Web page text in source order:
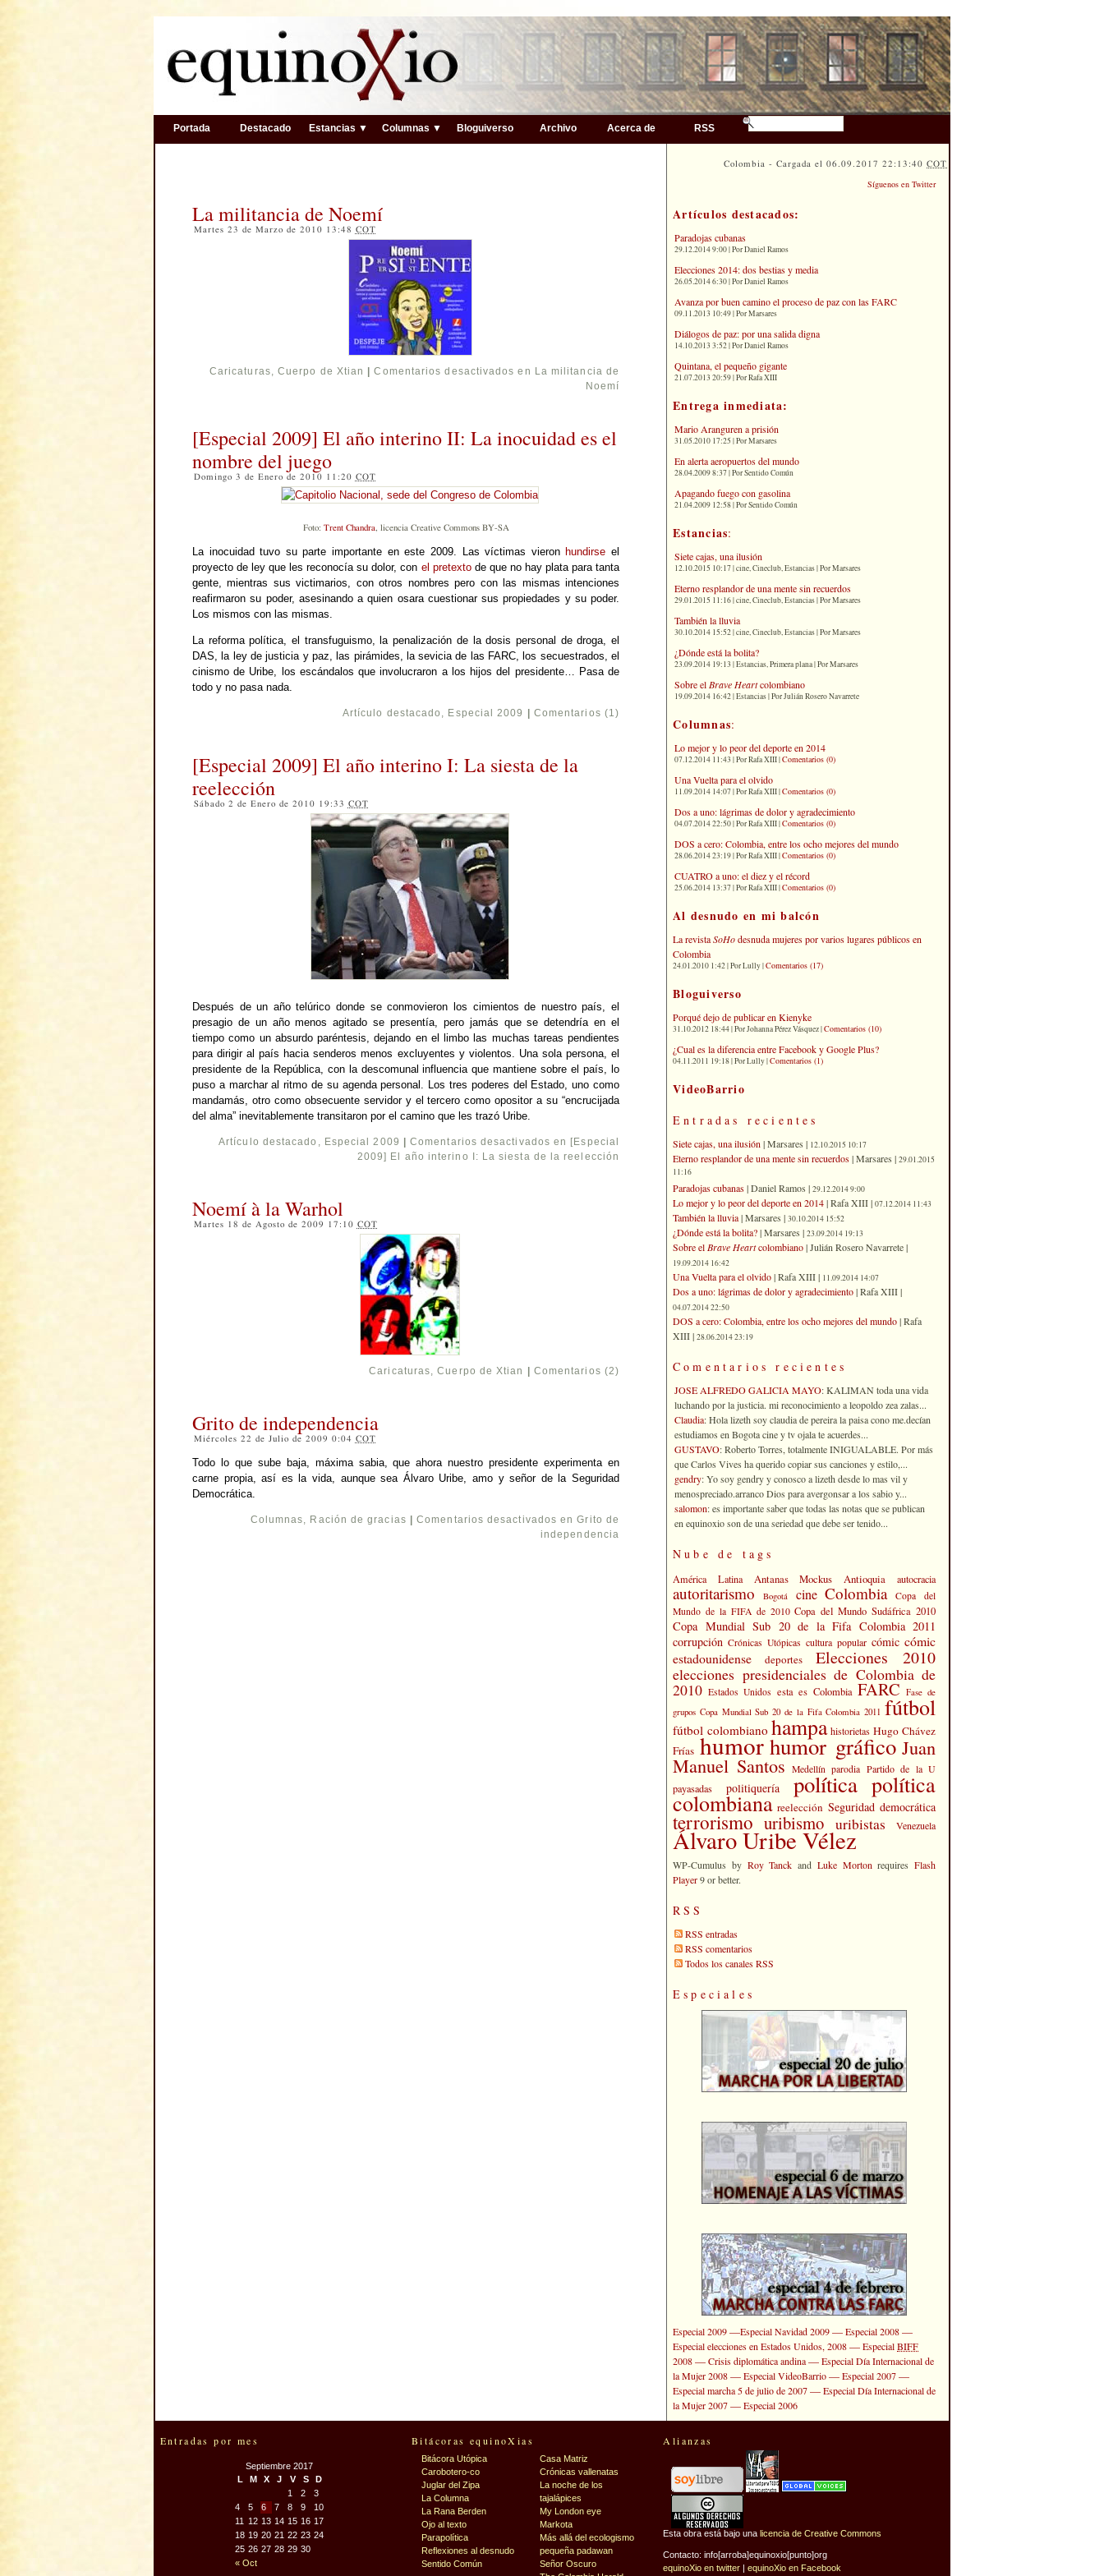
Portada Destacado Estancias ▼ Columnas ▼ Bloguiverso Archivo Acerca de RSS
Colombia - Cargada el 06.09.2017 22:13:40COT
La militancia de Noemí
Martes 23 de Marzo de 2010 13:48 COT
Caricaturas, Cuerpo de Xtian Comentarios desactivados en La militancia de
Noemí
[Especial 2009] El año interino II: La inocuidad es el
nombre del juego
Domingo 3 de Enero de 2010 11:20 COT
Foto: Trent Chandra, licencia Creative Commons BY-SA
La inocuidad tuvo su parte importante en este 2009. Las víctimas vieron hundirse el
proyecto de ley que les reconocía su dolor, con el pretextode que no hay plata para tanta
gente, mientras sus victimarios, con otros nombres pero con las mismas intenciones
reafirmaron su poder, asesinando a quien osara cuestionar sus propiedades y su poder.
Los mismos con las mismas.
La reforma política, el transfuguismo, la penalización de la dosis personal de droga, el
DAS, la ley de justicia y paz, las pirámides, la sevicia de las FARC, los secuestrados, el
cinismo de Uribe, los escándalos que involucraron a los hijos del presidente… Pasa de
todo y no pasa nada.
Artículo destacado , Especial 2009 Comentarios (1)
[Especial 2009] El año interino I: La siesta de la
reelección
Sábado 2 de Enero de 2010 19:33 COT
Después de un año telúrico donde se conmovieron los cimientos de nuestro país, el
presagio de un año menos agitado se presentía, pero jamás que se detendría en el
tiempo como un absurdo paréntesis, dejando en el limbo las muchas tareas pendientes
para dirigir al país hacia senderos menos excluyentes y violentos. Una sola persona, el
presidente de la República, con la descomunal influencia que mantiene sobre el país, lo
puso a marchar al ritmo de su agenda personal. Los tres poderes del Estado, uno como
mandamás, otro como obsecuente servidor y el tercero como opositor a su “encrucijada
del alma” inevitablemente transitaron por el camino que les trazó Uribe.
Artículo destacado , Especial 2009 Comentarios desactivados en [Especial
2009] El año interino I: La siesta de la reelección
Noemí à la Warhol
Martes 18 de Agosto de 2009 17:10 COT
Caricaturas,Cuerpo de Xtian Comentarios (2)
Grito de independencia
Miércoles 22 de Julio de 2009 0:04 COT
Todo lo que sube baja, máxima sabia, que ahora nuestro presidente experimenta en
carne propia, así es la vida, aunque sea Álvaro Uribe, amo y señor de la Seguridad
Democrática.
Columnas, Ración de gracias Comentarios desactivados en Grito de
independencia
Síguenos en Twitter
Artículos destacados:
Paradojas cubanas
29.12.2014 9:00 | Por Daniel Ramos
Elecciones 2014: dos bestias y media
26.05.2014 6:30 | Por Daniel Ramos
Avanza por buen camino el proceso de paz con las FARC
09.11.2013 10:49 | Por Marsares
Diálogos de paz: por una salida digna
14.10.2013 3:52 | Por Daniel Ramos
Quintana, el pequeño gigante
21.07.2013 20:59 | Por Rafa XIII
Entrega inmediata:
Mario Aranguren a prisión
31.05.2010 17:25 | Por Marsares
En alerta aeropuertos del mundo
28.04.2009 8:37 | Por Sentido Común
Apagando fuego con gasolina
21.04.2009 12:58 | Por Sentido Común
Estancias:
Siete cajas, una ilusión
12.10.2015 10:17 | cine, Cineclub, Estancias | Por Marsares
Eterno resplandor de una mente sin recuerdos
29.01.2015 11:16 | cine, Cineclub, Estancias | Por Marsares
También la lluvia
30.10.2014 15:52 | cine, Cineclub, Estancias | Por Marsares
¿Dónde está la bolita?
23.09.2014 19:13 | Estancias, Primera plana | Por Marsares
Sobre el Brave Heartcolombiano
19.09.2014 16:42 | Estancias | Por Julián Rosero Navarrete
Columnas:
Lo mejor y lo peor del deporte en 2014
07.12.2014 11:43 | Por Rafa XIII |Comentarios (0)
Una Vuelta para el olvido
11.09.2014 14:07 | Por Rafa XIII |Comentarios (0)
Dos a uno: lágrimas de dolor y agradecimiento
04.07.2014 22:50 | Por Rafa XIII |Comentarios (0)
DOS a cero: Colombia, entre los ocho mejores del mundo
28.06.2014 23:19 | Por Rafa XIII |Comentarios (0)
CUATRO a uno: el diez y el récord
25.06.2014 13:37 | Por Rafa XIII |Comentarios (0)
Al desnudo en mi balcón
La revistaSoHodesnuda mujeres por varios lugares públicos en
Colombia
24.01.2010 1:42 | Por Lully |Comentarios (17)
Bloguiverso
Porqué dejo de publicar en Kienyke
31.10.2012 18:44 | Por Johanna Pérez Vásquez |Comentarios (10)
¿Cual es la diferencia entre Facebook y Google Plus?
04.11.2011 19:18 | Por Lully |Comentarios (1)
VideoBarrio
Entradas recientes
Siete cajas, una ilusión | Marsares | 12.10.2015 10:17
Eterno resplandor de una mente sin recuerdos| Marsares | 29.01.2015
11:16
Paradojas cubanas| Daniel Ramos | 29.12.2014 9:00
Lo mejor y lo peor del deporte en 2014| Rafa XIII | 07.12.2014 11:43
También la lluvia| Marsares | 30.10.2014 15:52
¿Dónde está la bolita?| Marsares | 23.09.2014 19:13
Sobre el Brave Heartcolombiano| Julián Rosero Navarrete |
19.09.2014 16:42
Una Vuelta para el olvido| Rafa XIII | 11.09.2014 14:07
Dos a uno: lágrimas de dolor y agradecimiento| Rafa XIII |
04.07.2014 22:50
DOS a cero: Colombia, entre los ocho mejores del mundo| Rafa
XIII | 28.06.2014 23:19
Comentarios recientes
JOSE ALFREDO GALICIA MAYO: KALIMAN toda una vida
luchando por la justicia. mi reconocimiento a leopoldo zea zalas...
Claudia: Hola lizeth soy claudia de pereira la paisa cono me.decían
estudiamos en Bogota cine y tv ojala te acuerdes...
GUSTAVO: Roberto Torres, totalmente INIGUALABLE. Por más
que Carlos Vives ha querido copiar sus canciones y estilo,...
gendry: Yo soy gendry y conosco a lizeth desde lo mas vil y
menospreciado.arranco Dios para avergonsar a los sabio y...
salomon: es importante saber que todas las notas que se publican
en equinoxio son de una seriedad que debe ser tenido...
Nube de tags
América Latina Antanas Mockus Antioquia autocracia
autoritarismo Bogotá cine Colombia
Copa del
Mundo de la FIFA de 2010 Copa del Mundo Sudáfrica 2010
Copa Mundial Sub 20 de la Fifa Colombia 2011
corrupción Crónicas Utópicas cultura popular cómic cómic
estadounidense
deportes Elecciones 2010
elecciones presidenciales de Colombia de
2010 Estados Unidos esta es Colombia FARC Fase de
grupos Copa Mundial Sub 20 de la Fifa Colombia 2011 fútbol
fútbol colombiano hampa historietas Hugo Chávez
Frías humorhumor gráfico Juan
Manuel Santos Medellín parodia Partido de la U
payasadas
politiquería política política
colombiana reelección Seguridad democrática
terrorismo uribismo uribistas Venezuela
Álvaro Uribe Vélez
WP-Cumulus by Roy Tanck and Luke Morton requires Flash
Player9 or better.
RSS
RSS entradas
RSS comentarios
Todos los canales RSS
Especiales
Especial 2009—Especial Navidad 2009—Especial 2008—
Especial elecciones en Estados Unidos, 2008—EspecialBIFF
2008—Crisis diplomática andina—Especial Día Internacional de
la Mujer 2008—Especial VideoBarrio—Especial 2007—
Especial marcha 5 de julio de 2007—Especial Día Internacional de
la Mujer 2007—Especial 2006
Entradas por mes
Septiembre 2017
L
M X J V S D
« Oct
1 2
3
4
5 6 7 8 9
10
11
12 13 14 15 16 17
18 19 20 21 22 23 24
25 26 27 28 29 30
Bitácoras equinoXias
Bitácora Utópica
Carobotero-co
Juglar del Zipa
La Columna
La Rana Berden
Ojo al texto
Parapolítica
Reflexiones al desnudo
Sentido Común
Casa Matriz
Crónicas vallenatas
La noche de los
tajalápices
My London eye
Markota
Más allá del ecologismo
pequeña padawan
Señor Oscuro
Alianzas
Esta obra está bajo una licencia de Creative Commons
Contacto: info[arroba]equinoxio[punto]org
equinoXio en twitter |equinoXio en Facebook